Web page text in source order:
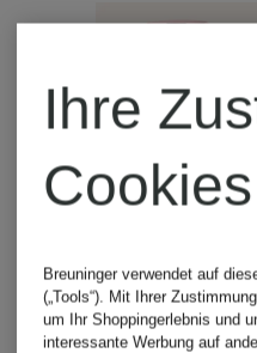
Ihre
Cookies
Breuninger verwendet auf
(„Tools“). Mit Ihrer
um Ihr Shoppingerlebnis und
interessante Werbung auf